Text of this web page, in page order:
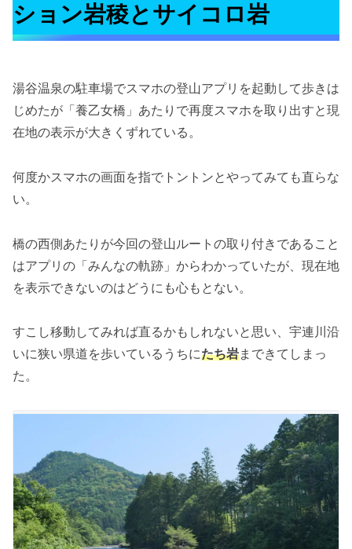
ション岩稜とサイコロ岩
湯谷温泉の駐車場でスマホの登山アプリを起動して歩きは
じめたが「養乙女橋」あたりで再度スマホを取り出すと現
在地の表示が大きくずれている。
何度かスマホの画面を指でトントンとやってみても直らな
い。
橋の西側あたりが今回の登山ルートの取り付きであること
はアプリの「みんなの軌跡」からわかっていたが、現在地
を表示できないのはどうにも心もとない。
すこし移動してみれば直るかもしれないと思い、宇連川沿
いに狭い県道を歩いているうちにたち岩まできてしまっ
た。